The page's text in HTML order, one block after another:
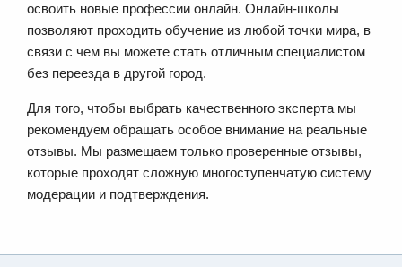
освоить новые профессии онлайн. Онлайн-школы
позволяют проходить обучение из любой точки мира, в
связи с чем вы можете стать отличным специалистом
без переезда в другой город.
Для того, чтобы выбрать качественного эксперта мы
рекомендуем обращать особое внимание на реальные
отзывы. Мы размещаем только проверенные отзывы,
которые проходят сложную многоступенчатую систему
модерации и подтверждения.